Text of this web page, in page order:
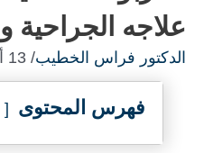
علاجه الجراحية
الدكتور فراس الخطيب/ 13 أكتوبر، 2025
فهرس المحتوى